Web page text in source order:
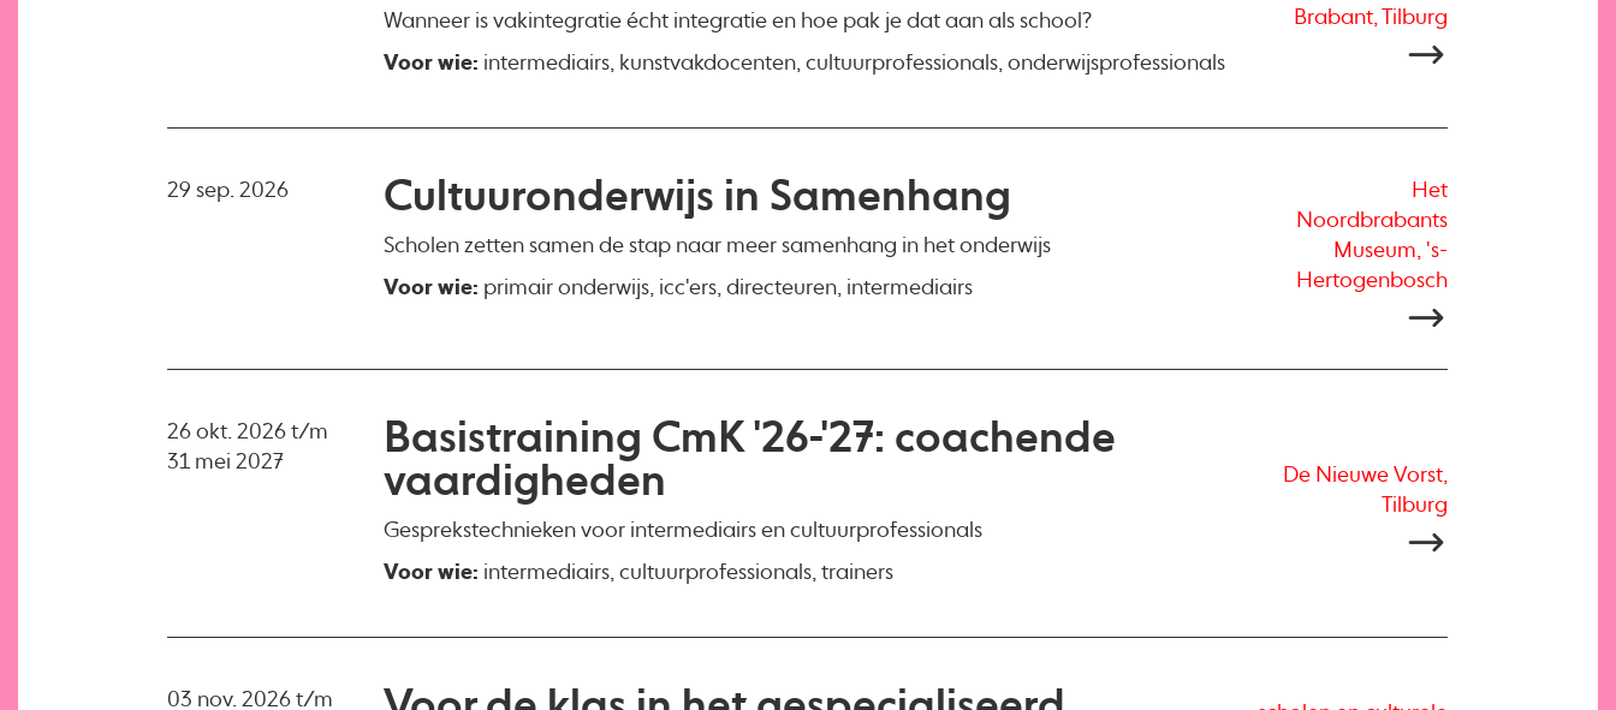
Wanneer is vakintegratie écht integratie en hoe pak je dat aan als school?
Voor wie: intermediairs, kunstvakdocenten, cultuurprofessionals, onderwijsprofessionals
Brabant, Tilburg
Cultuuronderwijs in Samenhang
Scholen zetten samen de stap naar meer samenhang in het onderwijs
Voor wie: primair onderwijs, icc'ers, directeuren, intermediairs
29 sep. 2026
Het
Noordbrabants
Museum, 's-
Hertogenbosch
Basistraining CmK '26-'27: coachende
vaardigheden
Gesprekstechnieken voor intermediairs en cultuurprofessionals
Voor wie: intermediairs, cultuurprofessionals, trainers
26 okt. 2026 t/m
31 mei 2027
De Nieuwe Vorst,
Tilburg
03 nov. 2026 t/m